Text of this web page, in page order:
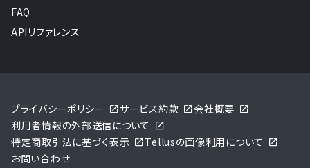
FAQ
APIリファレンス
プライバシーポリシー サービス約款
会社概要
利用者情報の外部送信について
特定商取引法に基づく表示
Tellusの画像利用について
お問い合わせ